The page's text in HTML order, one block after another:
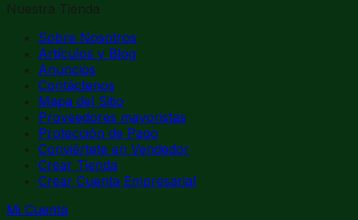
Nuestra Tienda
Sobre Nosotros
Artículos y Blog
Anuncios
Contáctenos
Mapa del Sitio
Proveedores mayoristas
Protección de Pago
Conviértete en Vendedor
Crear Tienda
Crear Cuenta Empresarial
Mi Cuenta